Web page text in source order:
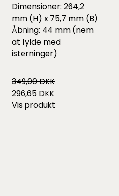
Dimensioner: 264,2
mm (H) x 75,7 mm (B)
Åbning: 44 mm (nem
at fylde med
isterninger)
349,00 DKK
296,65 DKK
Vis produkt